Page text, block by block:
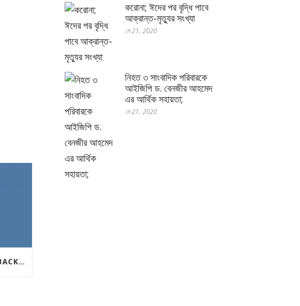
MOSTBET CASHBACK: HANGI OYUNLAR SIZI DAHA ÇOX QAZANA BILƏR?
করোনা; ঈদের পর বৃদ্ধি পাবে
আক্রান্ত-মৃত্যুর সংখ্যা
মে 21, 2020
নিহত ৩ সাংবাদিক পরিবারকে
আইজিপি ড. বেনজীর আহমেদ
এর আর্থিক সহায়তা;
মে 21, 2020